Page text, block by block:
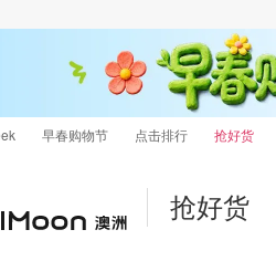
早春购物节 点击排行 抢好货
抢好货